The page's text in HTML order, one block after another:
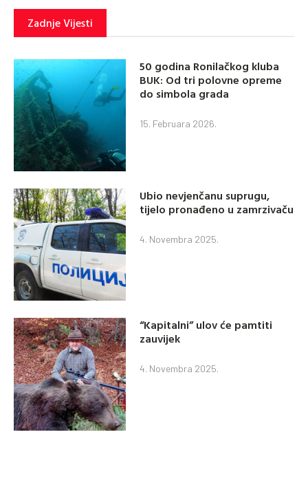
Zadnje Vijesti
50 godina Ronilačkog kluba
BUK: Od tri polovne opreme
do simbola grada
15. Februara 2026.
Ubio nevjenčanu suprugu,
tijelo pronađeno u zamrzivaču
4. Novembra 2025.
“Kapitalni” ulov će pamtiti
zauvijek
4. Novembra 2025.